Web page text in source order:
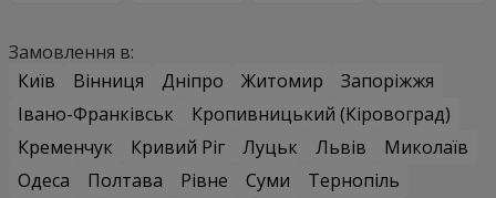
Замовлення в:
Київ
Вінниця Дніпро Житомир
Запоріжжя
Івано-Франківськ
Кропивницький (Кіровоград)
Кременчук
Кривий Ріг Луцьк Львів
Миколаїв
Одеса
Полтава Рівне Суми
Тернопіль